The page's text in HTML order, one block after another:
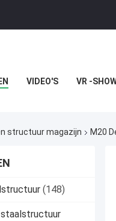
VIDEO'S VR -
structuur magazijn M20
(148)
staalstructuur